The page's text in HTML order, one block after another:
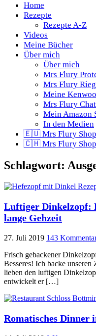
Home
Rezepte
Rezepte A-Z
Videos
Meine Bücher
Über mich
Über mich
Mrs Flury
Mrs Flury
Meine
Mrs Flury
Mein Amazon
In den Medien
🇪🇺 Mrs Flury Shop
🇨🇭 Mrs Flury Shop
Schlagwort:
Luftiger Dinkelzopf:
lange Gehzeit
27. Juli 2019 143
Frisch gebackener
Besseres! Ich backe unseren
lieben den luftigen
entwickelt er […]
Romatisches Dinner